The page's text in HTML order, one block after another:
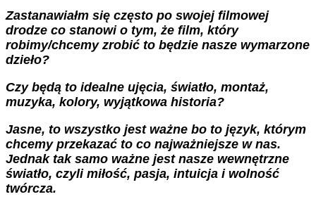
Zastanawiałm się często po swojej filmowej
drodze co stanowi o tym, że film, który
robimy/chcemy zrobić to będzie nasze wymarzone
dzieło?
Czy będą to idealne ujęcia, światło, montaż,
muzyka, kolory, wyjątkowa historia?
Jasne, to wszystko jest ważne bo to język, którym
chcemy przekazać to co najważniejsze w nas.
Jednak tak samo ważne jest nasze wewnętrzne
światło, czyli miłość, pasja, intuicja i wolność
twórcza.